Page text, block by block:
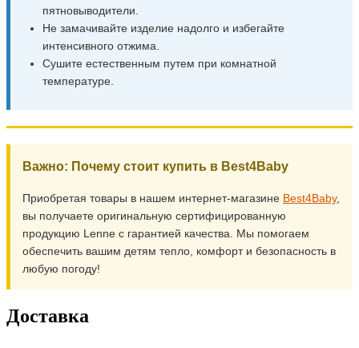
пятновыводители.
Не замачивайте изделие надолго и избегайте
интенсивного отжима.
Сушите естественным путем при комнатной
температуре.
Важно: Почему стоит купить в Best4Baby
Приобретая товары в нашем интернет-магазине Best4Baby,
вы получаете оригинальную сертифицированную
продукцию Lenne с гарантией качества. Мы помогаем
обеспечить вашим детям тепло, комфорт и безопасность в
любую погоду!
Доставка